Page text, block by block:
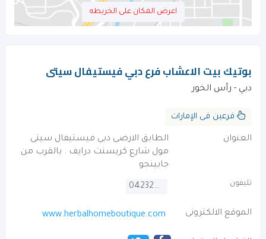
اعرض المكان على الخريطه
بوتيك بيت الاعشاب فرع دبي فيستيفال سيتى
دبي - رأس الخور
فرعين فى الإمارات
العنوان
الطابق الارضى دبى فيستيفال سيتى
مول شارع كريسنت درايف . بالقرب من
جابينجو
تليفون 042325141
الموقع الالكترونى www.herbalhomeboutique.com